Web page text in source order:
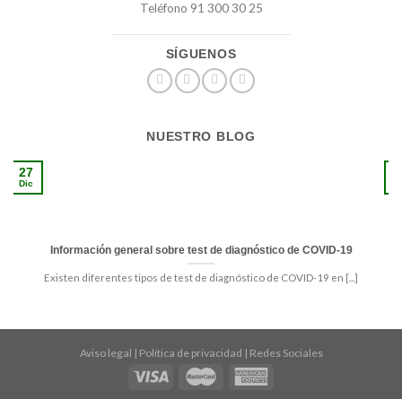
Teléfono 91 300 30 25
SÍGUENOS
NUESTRO BLOG
Información general sobre test de diagnóstico de COVID-19
Existen diferentes tipos de test de diagnóstico de COVID-19 en [...]
27
Dic
Aviso legal | Política de privacidad | Redes Sociales